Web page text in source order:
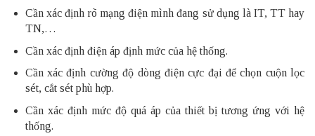
Cần xác định rõ mạng điện mình đang sử dụng là IT, TT hay
TN,…
Cần xác định điện áp định mức của hệ thống.
Cần xác định cường độ dòng điện cực đại để chọn cuộn lọc
sét, cắt sét phù hợp.
Cần xác định mức độ quá áp của thiết bị tương ứng với hệ
thống.